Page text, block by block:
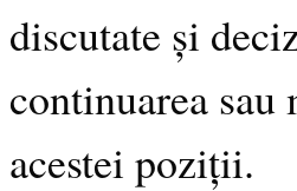
discutate și
continuarea sau
acestei poziții.